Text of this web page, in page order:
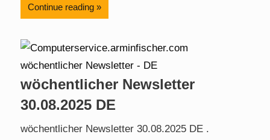
Continue reading
wöchentlicher Newsletter
30.08.2025 DE
wöchentlicher Newsletter 30.08.2025 DE .